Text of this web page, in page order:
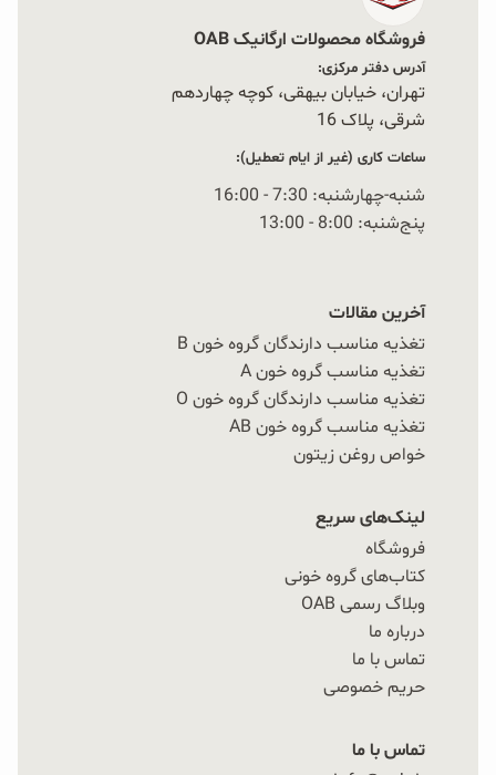
فروشگاه محصولات ارگانیک OAB
آدرس دفتر مرکزی:
تهران، خیابان بیهقی، کوچه چهاردهم
شرقی، پلاک 16‭
ساعات کاری (غیر از ایام تعطیل):
شنبه-چهارشنبه: 7:30 - 16:00
پنج‌شنبه: 8:00 - 13:00
آخرین مقالات
تغذیه مناسب دارندگان گروه خون B
تغذیه مناسب گروه خون A
تغذیه مناسب دارندگان گروه خون O
تغذیه مناسب گروه خون AB
خواص روغن زیتون
لینک‌های سریع
فروشگاه
کتاب‌های گروه خونی
وبلاگ رسمی OAB
درباره ما
تماس با ما
حریم خصوصی
تماس با ما